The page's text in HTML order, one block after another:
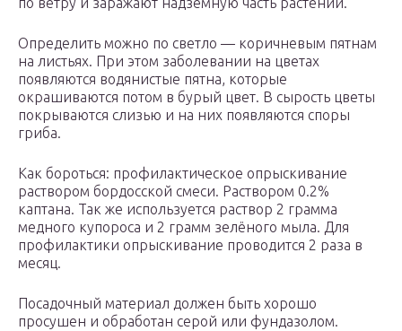
Определить можно по светло — коричневым пятнам
на листьях. При этом заболевании на цветах
появляются водянистые пятна, которые
окрашиваются потом в бурый цвет. В сырость цветы
покрываются слизью и на них появляются споры
гриба.
Как бороться: профилактическое опрыскивание
раствором бордосской смеси. Раствором 0.2%
каптана. Так же используется раствор 2 грамма
медного купороса и 2 грамм зелёного мыла. Для
профилактики опрыскивание проводится 2 раза в
месяц.
Посадочный материал должен быть хорошо
просушен и обработан серой или фундазолом.